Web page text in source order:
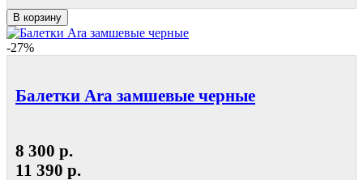
В корзину
-27%
Балетки Ara замшевые черные
8 300 р.
11 390 р.